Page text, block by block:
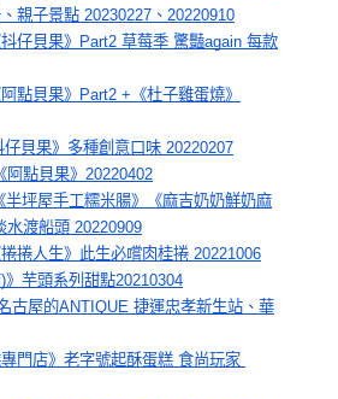
親子景點 20230227、20220910
仔貝果》Part2 草莓季 驚豔again 每款
點貝果》Part2 +《杜子雞蛋燒》
貝果》多種創意口味 20220207
阿點貝果》20220402
坪屋手工糯米腸》《麻吉奶奶鮮奶麻
水渡船頭 20220909
捲人生》此生必嚐肉桂捲 20221006
芋頭系列甜點20210304
古屋的ANTIQUE 捷運忠孝新生站、華
門店》老字號起酥蛋糕 食尚玩家